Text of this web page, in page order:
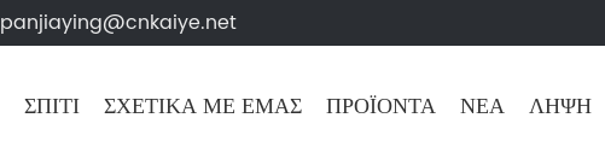
panjiaying@cnkaiye.net
ΣΠΊΤΙ ΣΧΕΤΙΚΆ ΜΕ ΕΜΆΣ ΠΡΟΪΌΝΤΑ ΝΈΑ ΛΉΨΗ